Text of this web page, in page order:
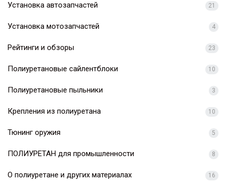
Установка автозапчастей 21
Установка мотозапчастей 4
Рейтинги и обзоры 23
Полиуретановые сайлентблоки 10
Полиуретановые пыльники 3
Крепления из полиуретана 10
Тюнинг оружия 5
ПОЛИУРЕТАН для промышленности 8
О полиуретане и других материалах 16